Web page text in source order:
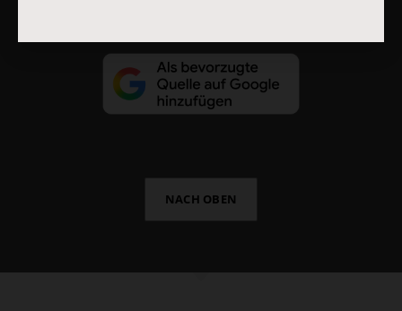
NACH OBEN